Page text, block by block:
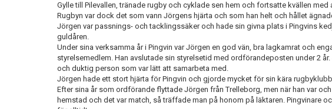
Gylle till Pilevallen, tränade rugby och cyklade sen hem och fortsatte kvällen
Rugbyn var dock det som vann Jörgens hjärta och som han helt och hållet
Jörgen var passnings- och tacklingssäker och hade sin givna plats i Pingvins
guldåren.
Under sina verksamma år i Pingvin var Jörgen en god vän, bra lagkamrat och
styrelsemedlem. Han avslutade sin styrelsetid med ordförandeposten under 2
och duktig person som var lätt att samarbeta med.
Jörgen hade ett stort hjärta för Pingvin och gjorde mycket för sin kära
Efter sina år som ordförande flyttade Jörgen från Trelleborg, men när han var
hemstad och det var match, så träffade man på honom på läktaren. Pingvinare